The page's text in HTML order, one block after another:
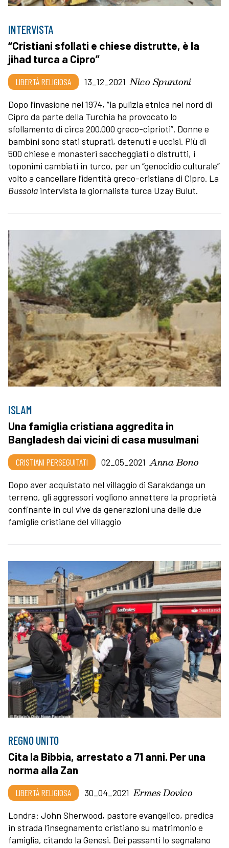
INTERVISTA
“Cristiani sfollati e chiese distrutte, è la
jihad turca a Cipro”
LIBERTÀ RELIGIOSA 13_12_2021 Nico Spuntoni
Dopo l’invasione nel 1974, “la pulizia etnica nel nord di
Cipro da parte della Turchia ha provocato lo
sfollamento di circa 200.000 greco-ciprioti”. Donne e
bambini sono stati stuprati, detenuti e uccisi. Più di
500 chiese e monasteri saccheggiati o distrutti, i
toponimi cambiati in turco, per un “genocidio culturale”
volto a cancellare l’identità greco-cristiana di Cipro. La
Bussola intervista la giornalista turca Uzay Bulut.
ISLAM
Una famiglia cristiana aggredita in
Bangladesh dai vicini di casa musulmani
CRISTIANI PERSEGUITATI 02_05_2021 Anna Bono
Dopo aver acquistato nel villaggio di Sarakdanga un
terreno, gli aggressori vogliono annettere la proprietà
confinante in cui vive da generazioni una delle due
famiglie cristiane del villaggio
REGNO UNITO
Cita la Bibbia, arrestato a 71 anni. Per una
norma alla Zan
LIBERTÀ RELIGIOSA 30_04_2021 Ermes Dovico
Londra: John Sherwood, pastore evangelico, predica
in strada l’insegnamento cristiano su matrimonio e
famiglia, citando la Genesi. Dei passanti lo segnalano